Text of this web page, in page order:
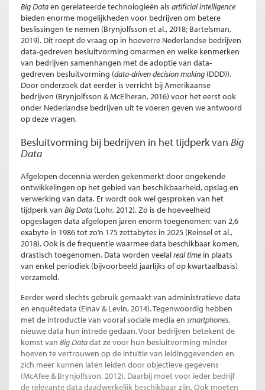
Big Dataen gerelateerde technologieën als artificial intelligence
bieden enorme mogelijkheden voor bedrijven om betere
beslissingen te nemen (Brynjolfsson et al., 2018; Bartelsman,
2019). Dit roept de vraag op in hoeverre Nederlandse bedrijven
data-gedreven besluitvorming omarmen en welke kenmerken
van bedrijven samenhangen met de adoptie van data-
gedreven besluitvorming (data-driven decision making (DDD)).
Door onderzoek dat eerder is verricht bij Amerikaanse
bedrijven (Brynjolfsson & McElheran, 2016) voor het eerst ook
onder Nederlandse bedrijven uit te voeren geven we antwoord
op deze vragen.
Besluitvorming bij bedrijven in het tijdperk van Big
Data
Afgelopen decennia werden gekenmerkt door ongekende
ontwikkelingen op het gebied van beschikbaarheid, opslag en
verwerking van data. Er wordt ook wel gesproken van het
tijdperk van Big Data (Lohr, 2012). Zo is de hoeveelheid
opgeslagen data afgelopen jaren enorm toegenomen: van 2,6
exabyte in 1986 tot zo’n 175 zettabytes in 2025 (Reinsel et al.,
2018). Ook is de frequentie waarmee data beschikbaar komen,
drastisch toegenomen. Data worden veelalreal time in plaats
van enkel periodiek (bijvoorbeeld jaarlijks of op kwartaalbasis)
verzameld.
Eerder werd slechts gebruik gemaakt van administratieve data
en enquêtedata (Einav & Levin, 2014). Tegenwoordig hebben
met de introductie van vooral sociale media en smartphones,
nieuwe data hun intrede gedaan. Voor bedrijven betekent de
komst van Big Datadat ze voor hun besluitvorming minder
hoeven te vertrouwen op de intuïtie van leidinggevenden en
zich meer kunnen laten leiden door objectieve gegevens
(McAfee & Brynjolfsson, 2012). Daarbij moet voor ieder bedrijf
de relevante data daadwerkelijk beschikbaar zijn. Ook moeten